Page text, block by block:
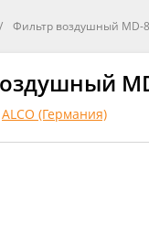
Фильтр воздушный MD-
ALCO (Германия)